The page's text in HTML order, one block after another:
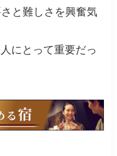
さと難しさを興奮気
にとって重要だっ